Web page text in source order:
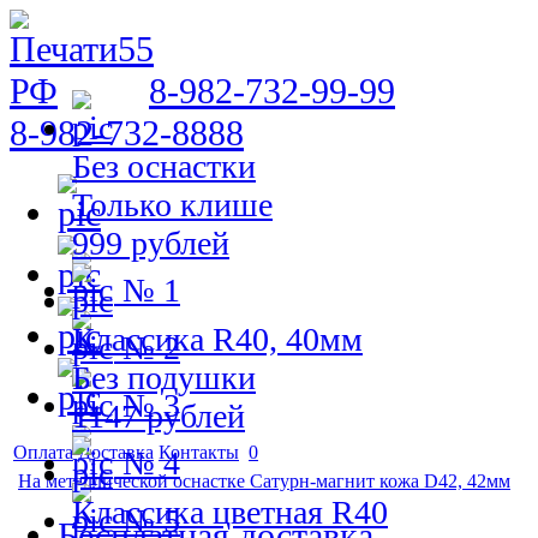
8-982-732-99-99
8-982-732-8888
Оплата Доставка Контакты 0
На металлической оснастке Сатурн-магнит кожа D42, 42мм
№ 1
№ 2
№ 3
№ 4
№ 5
Без оснастки
Только клише
999 рублей
Классика R40, 40мм
Без подушки
1147 рублей
Классика цветная R40